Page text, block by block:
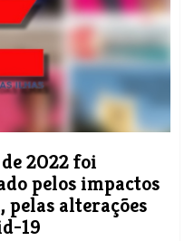
2022 foi
pelos impactos
alterações
19